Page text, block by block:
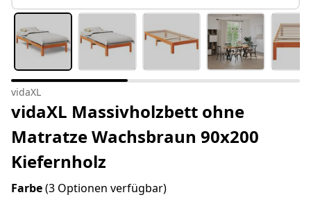
vidaXL
vidaXL Massivholzbett ohne
Matratze Wachsbraun 90x200
Kiefernholz
Farbe(3 Optionen verfügbar)